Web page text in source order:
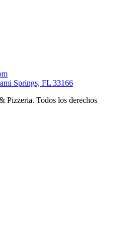
Springs, FL 33166
Pizzeria. Todos los derechos